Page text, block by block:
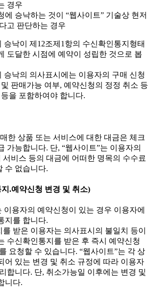
경우
에 승낙하는 것이 “웹사이트” 기술상 현저
고 판단하는 경우
승낙이 제12조제1항의 수신확인통지형태
도달한 시점에 예약이 성립한 것으로 봅
승낙의 의사표시에는 이용자의 구매 신청
판매가능 여부, 예약신청의 정정 취소 등
을 포함하여야 합니다.
한 상품 또는 서비스에 대한 대금은 체크
가능합니다. 단, “웹사이트”는 이용자의
서비스 등의 대금에 어떠한 명목의 수수료
수 없습니다.
.예약신청 변경 및 취소)
이용자의 예약신청이 있는 경우 이용자에
지를 합니다.
받은 이용자는 의사표시의 불일치 등이
수신확인통지를 받은 후 즉시 예약신청
요청할 수 있습니다. “웹사이트”는 각 상
어 있는 변경 및 취소 규정에 따라 이용자
합니다. 단, 취소가능일 이후에는 변경 및
니다.